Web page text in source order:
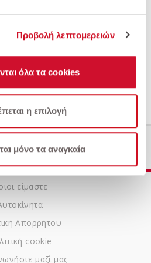
Προβολή λεπτομερειών
όλα τα cookies
η επιλογή
μόνο τα αναγκαία
είμαστε
Απορρήτου
cookie
μαζί μας